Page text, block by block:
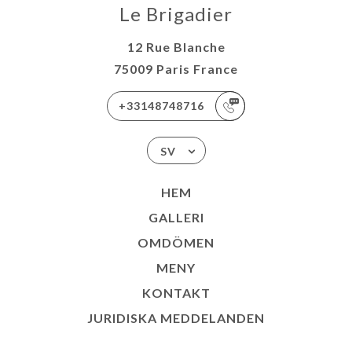
Le Brigadier
12 Rue Blanche
75009 Paris France
+33148748716
SV
HEM
GALLERI
OMDÖMEN
MENY
KONTAKT
JURIDISKA MEDDELANDEN